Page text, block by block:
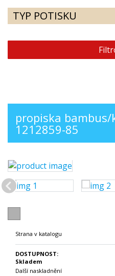
TYP POTISKU
propiska bambus/
1212859-85
Strana v katalogu
DOSTUPNOST:
Skladem
Další naskladnění